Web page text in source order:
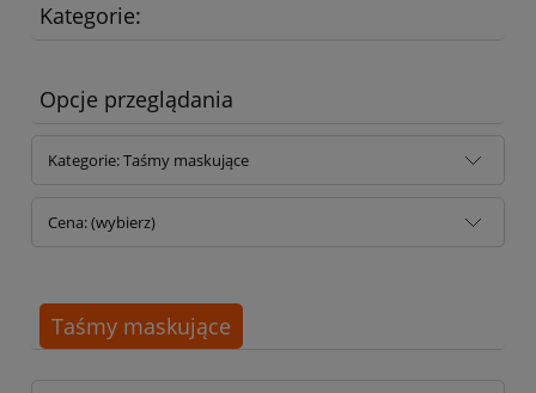
Kategorie:
Opcje przeglądania
Kategorie: Taśmy maskujące
Cena: (wybierz)
Taśmy maskujące